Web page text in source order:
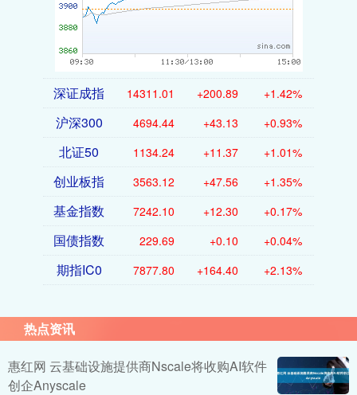
深证成指 14311.01 +200.89 +1.42%
沪深300 4694.44 +43.13 +0.93%
北证50 1134.24 +11.37 +1.01%
创业板指 3563.12 +47.56 +1.35%
基金指数 7242.10 +12.30 +0.17%
国债指数 229.69 +0.10 +0.04%
期指IC0 7877.80 +164.40 +2.13%
热点资讯
惠红网 云基础设施提供商Nscale将收购AI软件
创企Anyscale